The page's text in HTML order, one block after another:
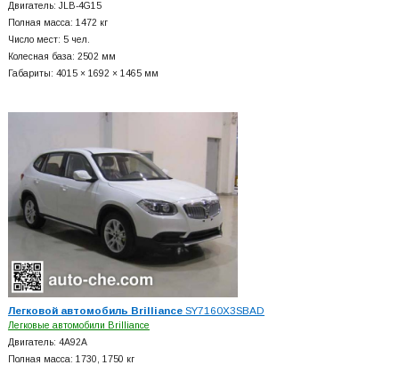
Двигатель: JLB-4G15
Полная масса: 1472 кг
Число мест: 5 чел.
Колесная база: 2502 мм
Габариты: 4015 × 1692 × 1465 мм
Легковой автомобиль BrillianceSY7160X3SBAD
Легковые автомобили Brilliance
Двигатель: 4A92A
Полная масса: 1730, 1750 кг